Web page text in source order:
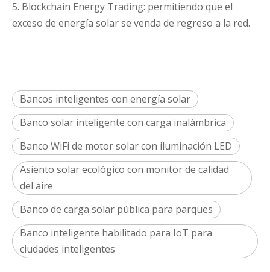
5. Blockchain Energy Trading: permitiendo que el
exceso de energía solar se venda de regreso a la red.
Bancos inteligentes con energía solar
Banco solar inteligente con carga inalámbrica
Banco WiFi de motor solar con iluminación LED
Asiento solar ecológico con monitor de calidad
del aire
Banco de carga solar pública para parques
Banco inteligente habilitado para IoT para
ciudades inteligentes